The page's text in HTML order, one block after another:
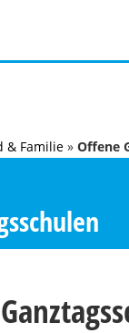
& Familie » Offene